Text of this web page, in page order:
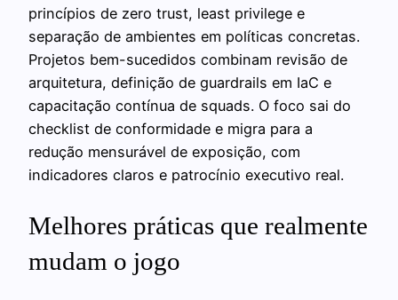
princípios de zero trust, least privilege e
separação de ambientes em políticas concretas.
Projetos bem-sucedidos combinam revisão de
arquitetura, definição de guardrails em IaC e
capacitação contínua de squads. O foco sai do
checklist de conformidade e migra para a
redução mensurável de exposição, com
indicadores claros e patrocínio executivo real.
Melhores práticas que realmente
mudam o jogo